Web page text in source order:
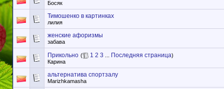
Босяк
Тимошенко в картинках
лилия
женские афоризмы
забава
Прикольно ( 1 2 3 Последняя страница)
Карина
альтернатива спортзалу
Marizhkamasha